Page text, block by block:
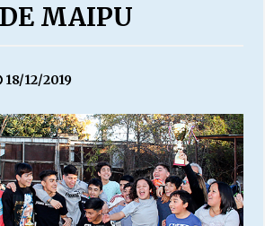
27/07/2026
hospitalaria El Carmen de Maipu.
06/2026
MAIPU
18/12/2019